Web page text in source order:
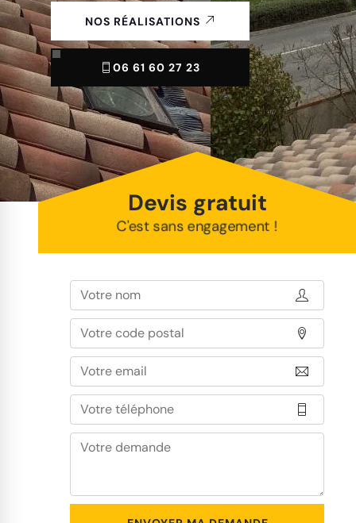
NOS RÉALISATIONS
06 61 60 27 23
Devis gratuit
C'est sans engagement !